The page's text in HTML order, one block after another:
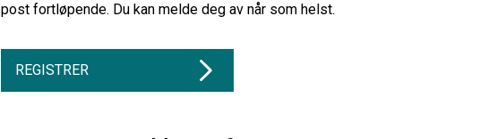
post fortløpende. Du kan melde deg av når som helst.
REGISTRER